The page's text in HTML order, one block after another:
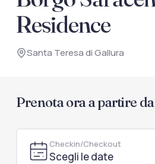
documenti di viaggio.
Accedi /
Residence
Santa Teresa di Gallura
Prenota ora a partire da
Checkin/Checkout
Scegli le date